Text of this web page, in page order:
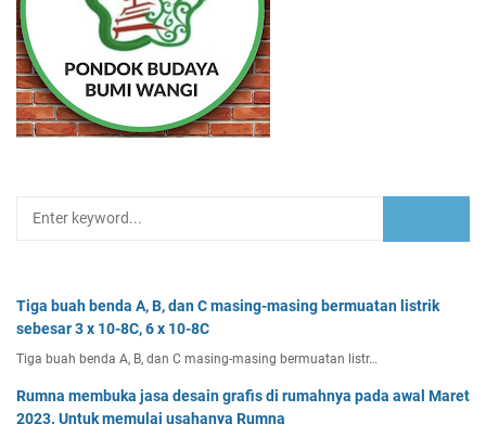
Tiga buah benda A, B, dan C masing-masing bermuatan listrik
sebesar 3 x 10-8C, 6 x 10-8C
Tiga buah benda A, B, dan C masing-masing bermuatan listr…
Rumna membuka jasa desain grafis di rumahnya pada awal Maret
2023. Untuk memulai usahanya Rumna